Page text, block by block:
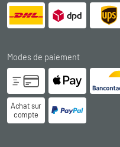
Modes de paiement
Achat sur
compte